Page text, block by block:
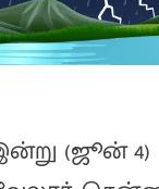
(ஜூன் 4)